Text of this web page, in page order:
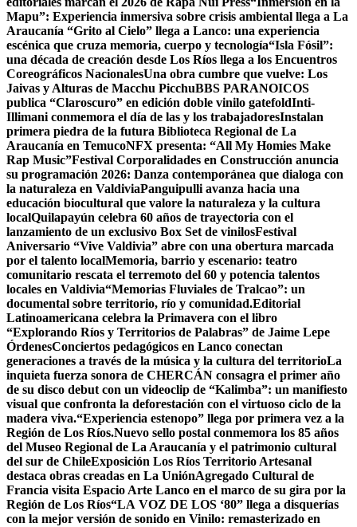
Mapu”: Experiencia inmersiva sobre crisis ambiental llega a La
Araucanía “Grito al Cielo” llega a Lanco: una experiencia
escénica que cruza memoria, cuerpo y tecnología“Isla Fósil”:
una década de creación desde Los Ríos llega a los Encuentros
Coreográficos NacionalesUna obra cumbre que vuelve: Los
Jaivas y Alturas de Macchu PicchuBBS PARANOICOS
publica “Claroscuro” en edición doble vinilo gatefoldInti-
Illimani conmemora el día de las y los trabajadoresInstalan
primera piedra de la futura Biblioteca Regional de La
Araucanía en TemucoNFX presenta: “All My Homies Make
Rap Music”Festival Corporalidades en Construcción anuncia
su programación 2026: Danza contemporánea que dialoga con
la naturaleza en ValdiviaPanguipulli avanza hacia una
educación biocultural que valore la naturaleza y la cultura
localQuilapayún celebra 60 años de trayectoria con el
lanzamiento de un exclusivo Box Set de vinilosFestival
Aniversario “Vive Valdivia” abre con una obertura marcada
por el talento localMemoria, barrio y escenario: teatro
comunitario rescata el terremoto del 60 y potencia talentos
locales en Valdivia“Memorias Fluviales de Tralcao”: un
documental sobre territorio, río y comunidad.Editorial
Latinoamericana celebra la Primavera con el libro
“Explorando Ríos y Territorios de Palabras” de Jaime Lepe
ÓrdenesConciertos pedagógicos en Lanco conectan
generaciones a través de la música y la cultura del territorioLa
inquieta fuerza sonora de CHERCÁN consagra el primer año
de su disco debut con un videoclip de “Kalimba”: un manifiesto
visual que confronta la deforestación con el virtuoso ciclo de la
madera viva.“Experiencia estenopo” llega por primera vez a la
Región de Los Ríos.Nuevo sello postal conmemora los 85 años
del Museo Regional de La Araucanía y el patrimonio cultural
del sur de ChileExposición Los Ríos Territorio Artesanal
destaca obras creadas en La UniónAgregado Cultural de
Francia visita Espacio Arte Lanco en el marco de su gira por la
Región de Los Ríos“LA VOZ DE LOS ‘80” llega a disquerías
con la mejor versión de sonido en Vinilo: remasterizado en